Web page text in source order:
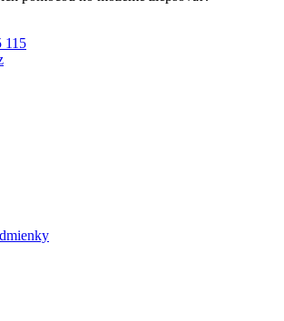
115